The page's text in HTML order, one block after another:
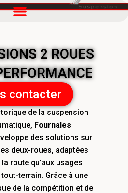
2 ROUES
contacter
de la suspension
Fournales
des solutions sur
deux-roues, adaptées
route qu’aux usages
terrain. Grâce à une
de la compétition et de